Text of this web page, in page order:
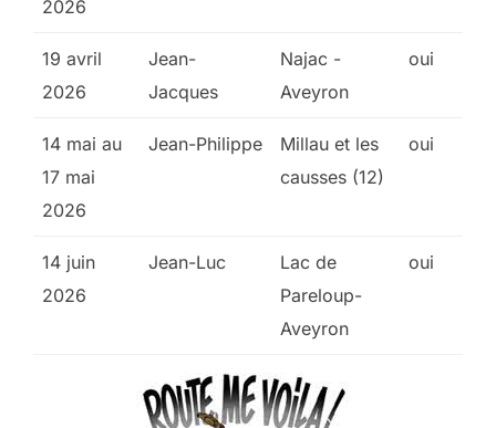
2026
19 avril
2026
Jean-
Jacques
Najac -
Aveyron
oui
14 mai au
17 mai
2026
Jean-Philippe
Millau et les
causses (12)
oui
14 juin
2026
Jean-Luc
Lac de
Pareloup-
Aveyron
oui